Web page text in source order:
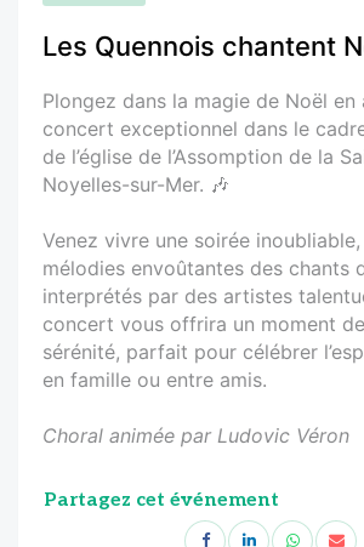
Les Quennois chantent
Plongez dans la magie de Noël en
concert exceptionnel dans le
de l’église de l’Assomption de la
Noyelles-sur-Mer. 🎶
Venez vivre une soirée
mélodies envoûtantes des chants
interprétés par des artistes
concert vous offrira un moment
sérénité, parfait pour célébrer
en famille ou entre amis.
Choral animée par Ludovic Véron
Partagez cet événement